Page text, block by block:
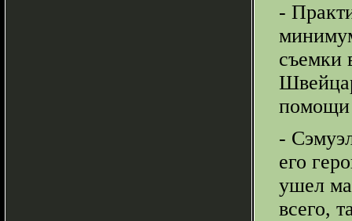
-
съемки
помощи
-
его
ушел
всего,